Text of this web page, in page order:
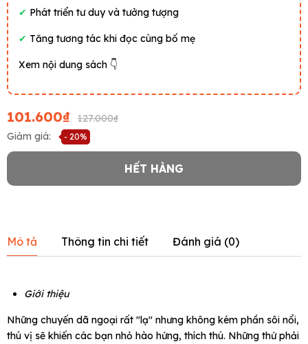
✔ Phát triển tư duy và tưởng tượng
✔ Tăng tương tác khi đọc cùng bố mẹ
Xem nội dung sách 👇
101.600₫
127.000₫
Giảm giá:
- 20%
HẾT HÀNG
Mô tả Thông tin chi tiết Đánh giá (0)
Giới thiệu
Những chuyến dã ngoại rất "lạ" nhưng không kém phần sôi nổi,
thú vị sẽ khiến các bạn nhỏ hào hứng, thích thú. Những thứ phải